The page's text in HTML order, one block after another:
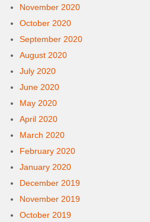
November 2020
October 2020
September 2020
August 2020
July 2020
June 2020
May 2020
April 2020
March 2020
February 2020
January 2020
December 2019
November 2019
October 2019